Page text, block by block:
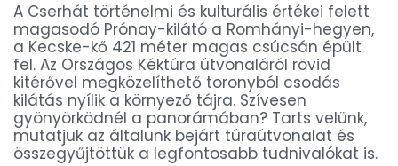
A Cserhát történelmi és kulturális értékei felett
magasodó Prónay-kilátó a Romhányi-hegyen,
a Kecske-kő 421 méter magas csúcsán épült
fel. Az Országos Kéktúra útvonaláról rövid
kitérővel megközelíthető toronyból csodás
kilátás nyílik a környező tájra. Szívesen
gyönyörködnél a panorámában? Tarts velünk,
mutatjuk az általunk bejárt túraútvonalat és
összegyűjtöttük a legfontosabb tudnivalókat is.